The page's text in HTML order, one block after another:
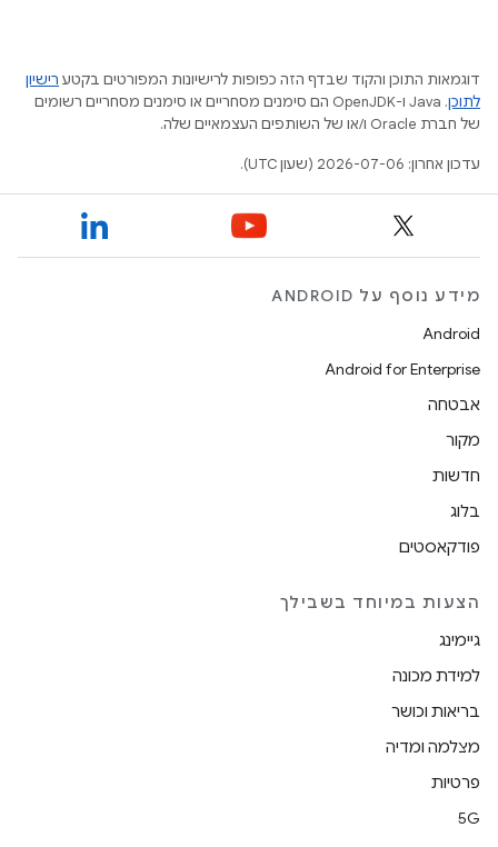
דוגמאות התוכן והקוד שבדף הזה כפופות לרישיונות המפורטים בקטע רישיון
לתוכן
.‏ Java ו-OpenJDK הם סימנים מסחריים או סימנים מסחריים רשומים
של חברת Oracle ו/או של השותפים העצמאיים שלה.
עדכון אחרון: 2026-07-06 (שעון UTC).
מידע נוסף על ANDROID
Android
Android for Enterprise
אבטחה
מקור
חדשות
בלוג
פודקאסטים
הצעות במיוחד בשבילך
גיימינג
למידת מכונה
בריאות וכושר
מצלמה ומדיה
פרטיות
5G